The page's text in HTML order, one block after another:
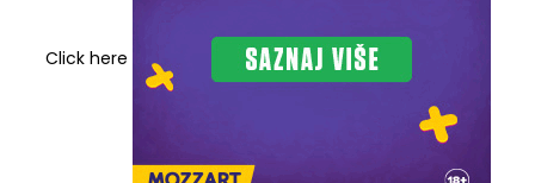
Click here